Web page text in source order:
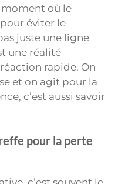
moment où le
éviter le
juste une ligne
une réalité
rapide. On
et on agit pour la
c’est aussi savoir
pour la perte